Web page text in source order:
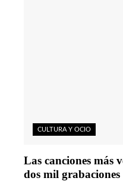
CULTURA Y OCIO
Las canciones más
dos mil grabaciones